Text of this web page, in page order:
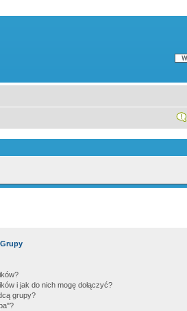
i jak do nich mogę dołączyć?
grupy?